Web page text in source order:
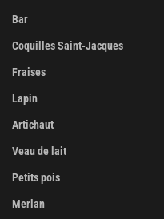
Bar
Coquilles Saint-Jacques
Fraises
Lapin
Artichaut
Veau de lait
Petits pois
Merlan